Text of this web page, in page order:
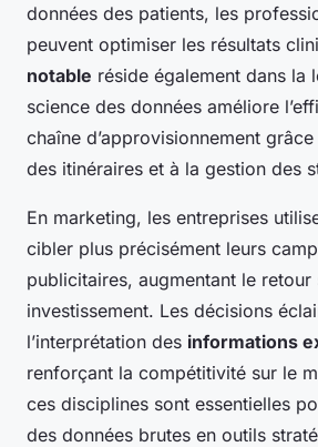
données des patients, les
peuvent optimiser les résultats
notable réside également dans la
science des données améliore
chaîne d’approvisionnement
des itinéraires et à la gestion des
En marketing, les entreprises
cibler plus précisément leurs
publicitaires, augmentant le retour
investissement. Les décisions
l’interprétation des informations
renforçant la compétitivité sur le
ces disciplines sont essentielles
des données brutes en outils